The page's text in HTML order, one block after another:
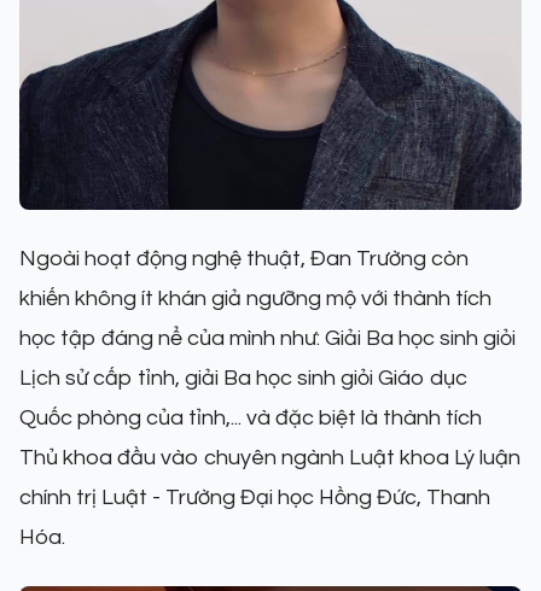
Ngoài hoạt động nghệ thuật, Đan Trường còn
khiến không ít khán giả ngưỡng mộ với thành tích
học tập đáng nể của mình như: Giải Ba học sinh giỏi
Lịch sử cấp tỉnh, giải Ba học sinh giỏi Giáo dục
Quốc phòng của tỉnh,... và đặc biệt là thành tích
Thủ khoa đầu vào chuyên ngành Luật khoa Lý luận
chính trị Luật - Trường Đại học Hồng Đức, Thanh
Hóa.